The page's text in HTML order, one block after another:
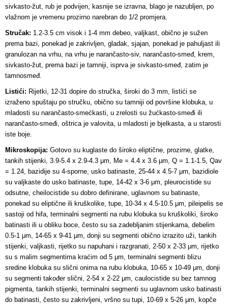
sivkasto-žut, rub je podvijen, kasnije se izravna, blago je nazubljen, po
vlažnom je vremenu prozirno narebran do 1/2 promjera.
Stručak: 1.2-3.5 cm visok i 1-4 mm debeo, valjkast, obično je sužen
prema bazi, ponekad je zakrivljen, gladak, sjajan, ponekad je pahuljast ili
granulozan na vrhu, na vrhu je narančasto-siv, narančasto-smeđ, krem,
sivkasto-žut, prema bazi je tamniji, isprva je sivkasto-smeđ, zatim je
tamnosmeđ.
Listići: Rijetki, 12-31 dopire do stručka, široki do 3 mm, listići se
izraženo spuštaju po stručku, obično su tamniji od površine klobuka, u
mladosti su narančasto-smećkasti, u zrelosti su žućkasto-smeđi ili
narančasto-smeđi, oštrica je valovita, u mladosti je bjelkasta, a u starosti
iste boje.
Mikroskopija: Gotovo su kuglaste do široko eliptične, prozirne, glatke,
tankih stijenki, 3.9-5.4 x 2.9-4.3 μm, Me = 4.4 x 3.6 μm, Q = 1.1-1.5, Qav
= 1.24, bazidije su 4-sporne, usko batinaste, 25-44 x 4.5-7 μm, bazidiole
su valjkaste do usko batinaste, tupe, 14-42 x 3-6 μm, pleurocistide su
odsutne, cheilocistide su dobro definirane, uglavnom su batinaste,
ponekad su eliptične ili kruškolike, tupe, 10-34 x 4.5-10.5 μm, pileipelis se
sastoji od hifa, terminalni segmenti na rubu klobuka su kruškoliki, široko
batinasti ili u obliku boce, često su sa zadebljanim stijenkama, debelim
0.5-1 μm, 14-65 x 9-41 μm, donji su segmenti obično izrazito uži, tankih
stijenki, valjkasti, rijetko su napuhani i razgranati, 2-50 x 2-33 μm, rijetko
su s malim segmentima kraćim od 5 μm, terminalni segmenti blizu
sredine klobuka su slični onima na rubu klobuka, 10-65 x 10-49 μm, donji
su segmenti također slični, 2-54 x 2-22 μm, caulocistide su bez tamnog
pigmenta, tankih stijenki, terminalni segmenti su uglavnom usko batinasti
do batinasti, često su zakrivljeni, vršno su tupi, 10-69 x 5-26 μm, kopče